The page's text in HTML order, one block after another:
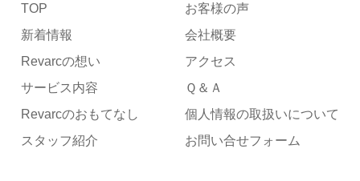
TOP
新着情報
Revarcの想い
サービス内容
Revarcのおもてなし
スタッフ紹介
お客様の声
会社概要
アクセス
Ｑ＆Ａ
個人情報の取扱いについて
お問い合せフォーム